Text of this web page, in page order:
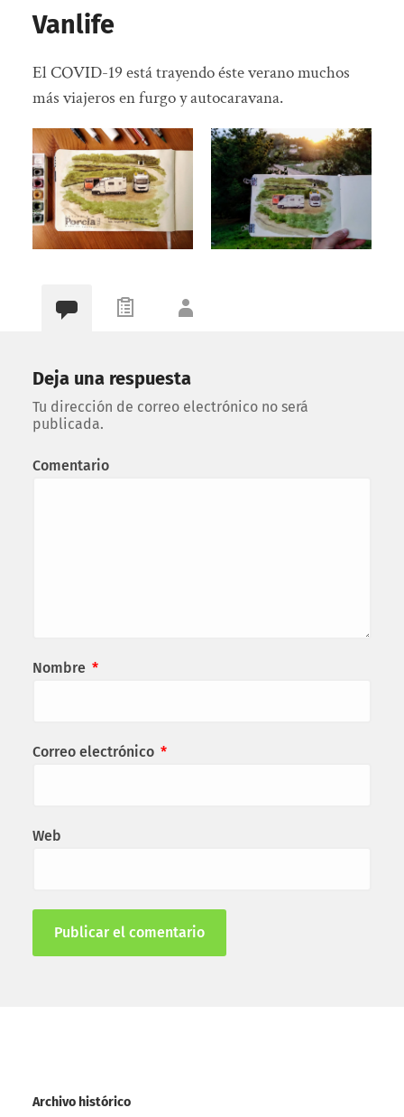
Vanlife
El COVID-19 está trayendo éste verano muchos
más viajeros en furgo y autocaravana.
Deja una respuesta
Tu dirección de correo electrónico no será
publicada.
Comentario
Nombre *
Correo electrónico *
Web
Archivo histórico